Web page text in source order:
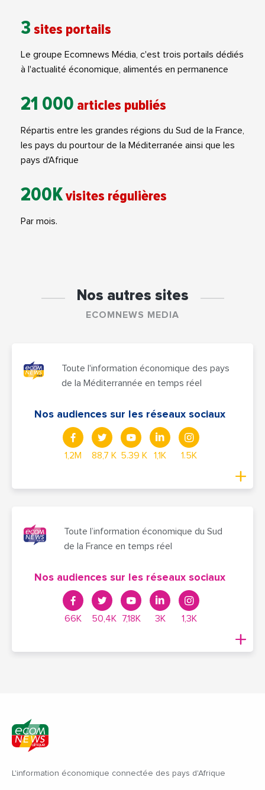
3 sites portails
Le groupe Ecomnews Média, c'est trois portails dédiés
à l'actualité économique, alimentés en permanence
21 000 articles publiés
Répartis entre les grandes régions du Sud de la France,
les pays du pourtour de la Méditerranée ainsi que les
pays d'Afrique
200Kvisites régulières
Par mois.
Nos autres sites
ECOMNEWS MEDIA
Toute l'information économique des pays
de la Méditerrannée en temps réel
Nos audiences sur les réseaux sociaux
1,2M 88,7 K 5.39 K 1,1K 1.5K
Toute l’information économique du Sud
de la France en temps réel
Nos audiences sur les réseaux sociaux
66K 50,4K 7,18K 3K 1,3K
L'information économique connectée des pays d'Afrique